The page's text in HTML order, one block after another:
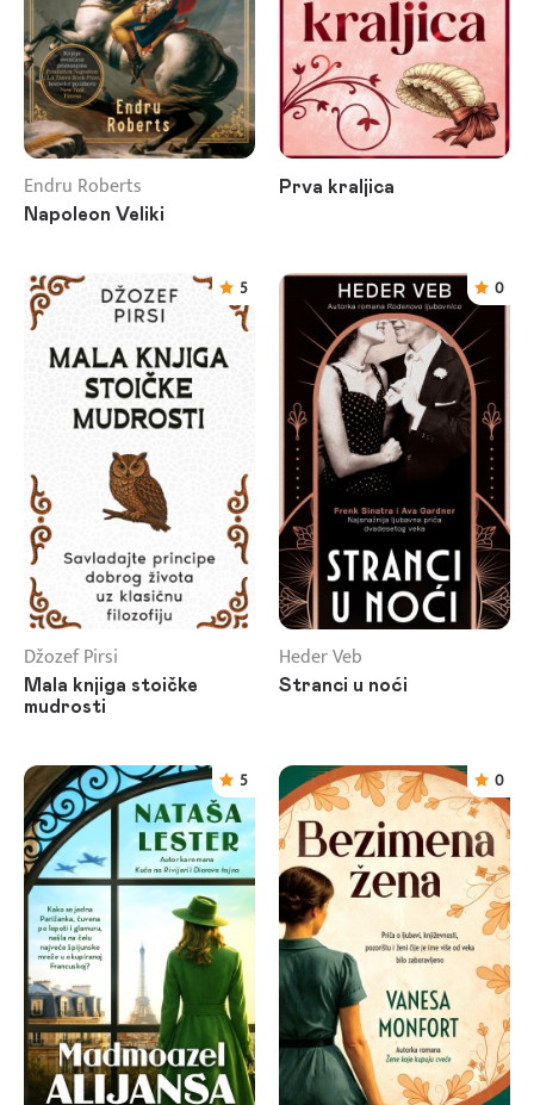
Endru Roberts
Napoleon Veliki
Prva kraljica
5
Džozef Pirsi
Mala knjiga stoičke
mudrosti
0
Heder Veb
Stranci u noći
5 0